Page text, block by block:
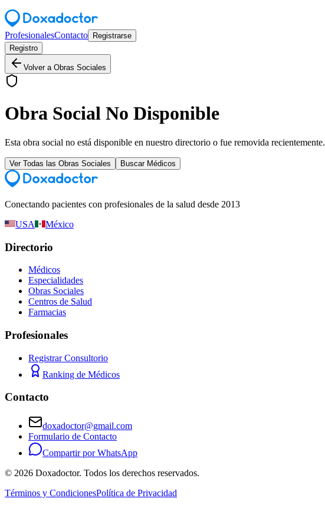
ProfesionalesContacto
Registrarse
Registro
Volver a Obras Sociales
Obra Social No Disponible
Esta obra social no está disponible en nuestro directorio o fue removida recientemente.
Ver Todas las Obras Sociales Buscar Médicos
Conectando pacientes con profesionales de la salud desde 2013
USA
México
Directorio
Médicos
Especialidades
Obras Sociales
Centros de Salud
Farmacias
Profesionales
Registrar Consultorio
Ranking de Médicos
Contacto
doxadoctor@gmail.com
Formulario de Contacto
Compartir por WhatsApp
© 2026 Doxadoctor. Todos los derechos reservados.
Términos y CondicionesPolítica de Privacidad